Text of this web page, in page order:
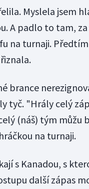
Myslela jsem
A padlo to tam,
na turnaji.
brance
tyč. "Hrály celý
(náš) tým můžu
na turnaji.
s Kanadou, s
další zápas